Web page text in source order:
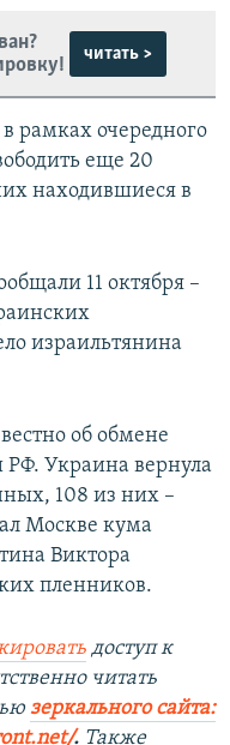
читать >
в рамках очередного
еще 20
находившиеся в
11 октября –
израильтянина
об обмене
Украина вернула
108 из них –
Москве кума
Виктора
пленников.
доступ к
ственно читать
зеркального сайта:
. ​ Также